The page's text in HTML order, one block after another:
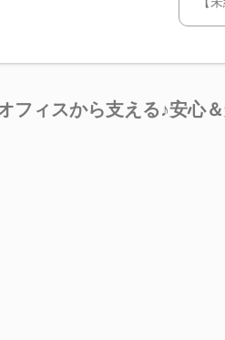
フィスから支える♪安心